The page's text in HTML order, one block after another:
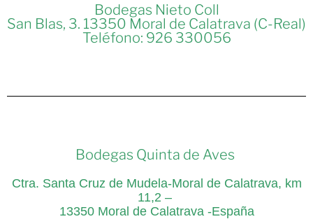
Bodegas Nieto Coll
San Blas, 3. 13350 Moral de Calatrava (C-Real)
Teléfono: 926 330056
Bodegas Quinta de Aves
Ctra. Santa Cruz de Mudela-Moral de Calatrava, km
11,2 –
13350 Moral de Calatrava -España